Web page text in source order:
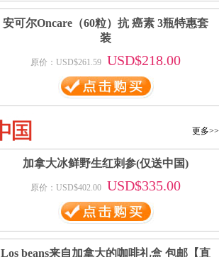
安可尔Oncare（60粒）抗 癌素 3瓶特惠套
装
原价：USD$261.59 USD$218.00
更多>>
加拿大冰鲜野生红刺参(仅送中国)
原价：USD$402.00 USD$335.00
Los beans来自加拿大的咖啡礼盒 包邮【直